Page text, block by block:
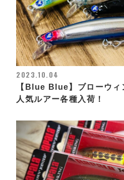
2023.10.04
【Blue Blue】ブローウ
人気ルアー各種入荷！